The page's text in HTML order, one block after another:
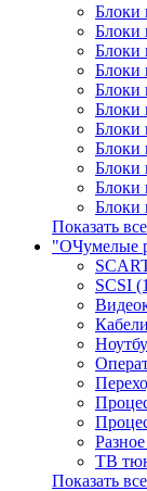
Блоки
Блоки
Блоки
Блоки
Блоки
Блоки
Блоки
Блоки
Блоки
Блоки
Блоки
Показать
"ОЧумелые
SCSI
ТВ
Показать